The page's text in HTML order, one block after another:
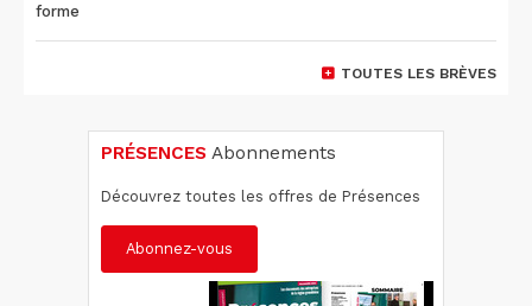
forme
TOUTES LES BRÈVES
PRÉSENCES Abonnements
Découvrez toutes les offres de Présences
Abonnez-vous